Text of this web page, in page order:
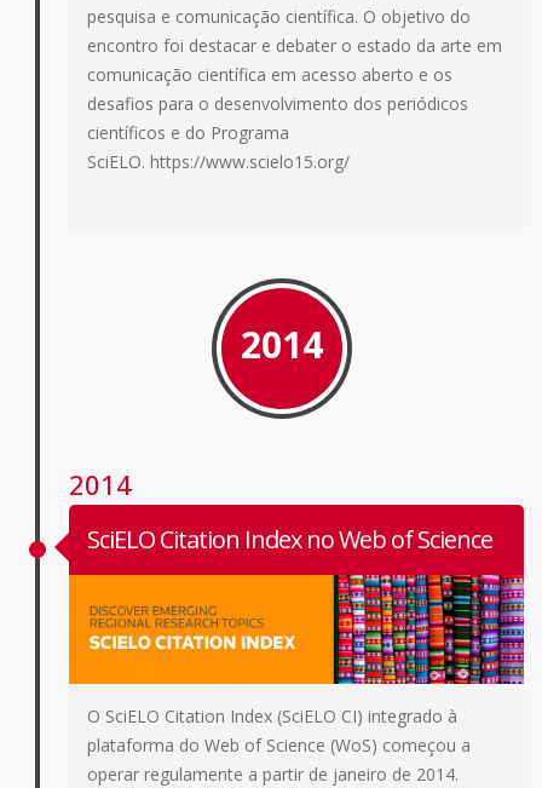
pesquisa e comunicação científica. O objetivo do
encontro foi destacar e debater o estado da arte em
comunicação científica em acesso aberto e os
desafios para o desenvolvimento dos periódicos
científicos e do Programa
SciELO. https://www.scielo15.org/
2014
2014
SciELO Citation Index no Web of Science
O SciELO Citation Index (SciELO CI) integrado à
plataforma do Web of Science (WoS) começou a
operar regulamente a partir de janeiro de 2014.